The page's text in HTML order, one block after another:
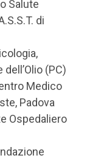
Salute
di
(PC)
Medico
Padova
Ospedaliero